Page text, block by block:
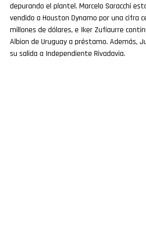
depurando el plantel. Marcelo Saracchi
vendido a Houston Dynamo por una cifra
millones de dólares, e Iker Zufiaurre
Albion de Uruguay a préstamo. Además,
su salida a Independiente Rivadavia.